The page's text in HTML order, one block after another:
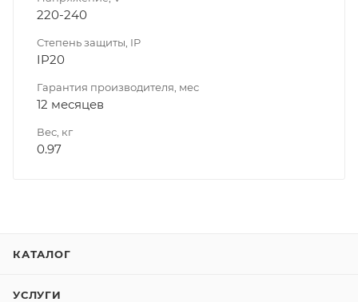
220-240
Степень защиты, IP
IP20
Гарантия производителя, мес
12 месяцев
Вес, кг
0.97
КАТАЛОГ
УСЛУГИ